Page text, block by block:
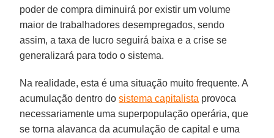
poder de compra diminuirá por existir um volume
maior de trabalhadores desempregados, sendo
assim, a taxa de lucro seguirá baixa e a crise se
generalizará para todo o sistema.
Na realidade, esta é uma situação muito frequente. A
acumulação dentro dosistema capitalista provoca
necessariamente uma superpopulação operária, que
se torna alavanca da acumulação de capital e uma